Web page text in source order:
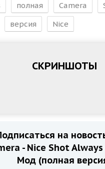
полная Camera
версия Nice
СКРИНШОТЫ
на
- Nice Shot Always
Мод (полная